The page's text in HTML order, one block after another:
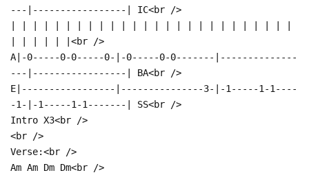
---|-----------------| IC<br />
| | | | | |<br />
A|-0-----0-0-----0-|-0-----0-0-------|--------------
---|-----------------| BA<br />
E|-----------------|---------------3-|-1-----1-1----
-1-|-1-----1-1-------| SS<br />
Intro X3<br />
<br />
Verse:<br />
Am Am Dm Dm<br />